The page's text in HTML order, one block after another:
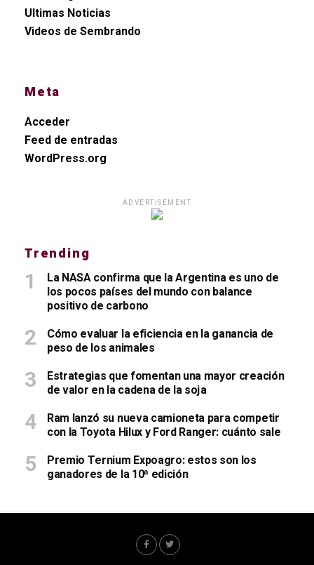
Ultimas Noticias
Videos de Sembrando
Meta
Acceder
Feed de entradas
WordPress.org
ADVERTISEMENT
Trending
La NASA confirma que la Argentina es uno de
los pocos países del mundo con balance
positivo de carbono
Cómo evaluar la eficiencia en la ganancia de
peso de los animales
Estrategias que fomentan una mayor creación
de valor en la cadena de la soja
Ram lanzó su nueva camioneta para competir
con la Toyota Hilux y Ford Ranger: cuánto sale
Premio Ternium Expoagro: estos son los
ganadores de la 10ª edición